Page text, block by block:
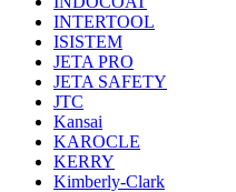
INTERTOOL
ISISTEM
JETA PRO
JETA SAFETY
JTC
Kansai
KAROCLE
KERRY
Kimberly-Clark